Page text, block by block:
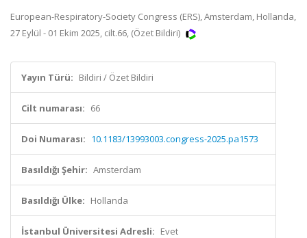
European-Respiratory-Society Congress (ERS), Amsterdam, Hollanda,
27 Eylül - 01 Ekim 2025, cilt.66, (Özet Bildiri)
Yayın Türü: Bildiri / Özet Bildiri
Cilt numarası: 66
Doi Numarası: 10.1183/13993003.congress-2025.pa1573
Basıldığı Şehir: Amsterdam
Basıldığı Ülke: Hollanda
İstanbul Üniversitesi Adresli: Evet